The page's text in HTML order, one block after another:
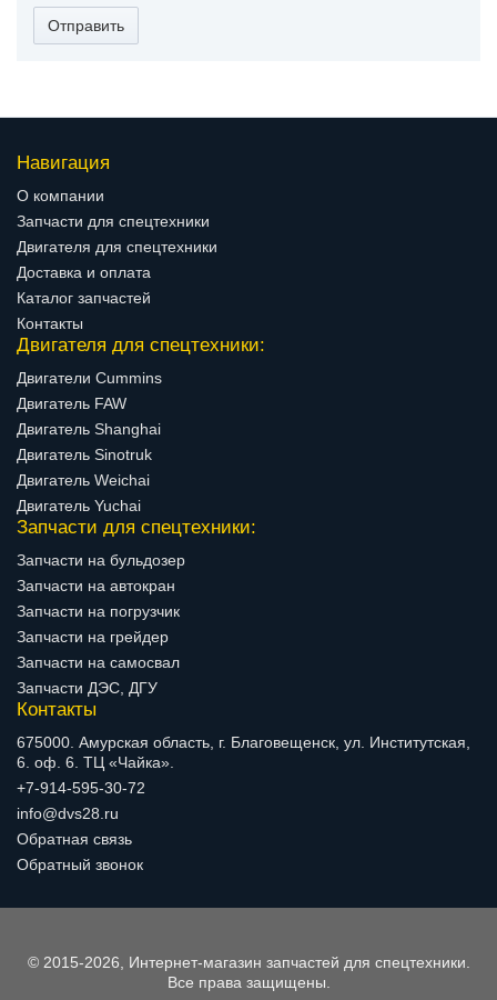
Отправить
Навигация
О компании
Запчасти для спецтехники
Двигателя для спецтехники
Доставка и оплата
Каталог запчастей
Контакты
Двигателя для спецтехники:
Двигатели Cummins
Двигатель FAW
Двигатель Shanghai
Двигатель Sinotruk
Двигатель Weichai
Двигатель Yuchai
Запчасти для спецтехники:
Запчасти на бульдозер
Запчасти на автокран
Запчасти на погрузчик
Запчасти на грейдер
Запчасти на самосвал
Запчасти ДЭС, ДГУ
Контакты
675000. Амурская область, г. Благовещенск, ул. Институтская,
6. оф. 6. ТЦ «Чайка».
+7-914-595-30-72
info@dvs28.ru
Обратная связь
Обратный звонок
© 2015-2026, Интернет-магазин запчастей для спецтехники.
Все права защищены.